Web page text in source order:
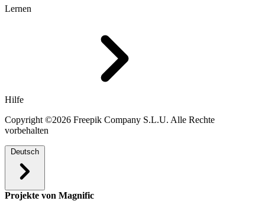
Lernen
Hilfe
Copyright ©2026 Freepik Company S.L.U. Alle Rechte
vorbehalten
Deutsch
Projekte von Magnific